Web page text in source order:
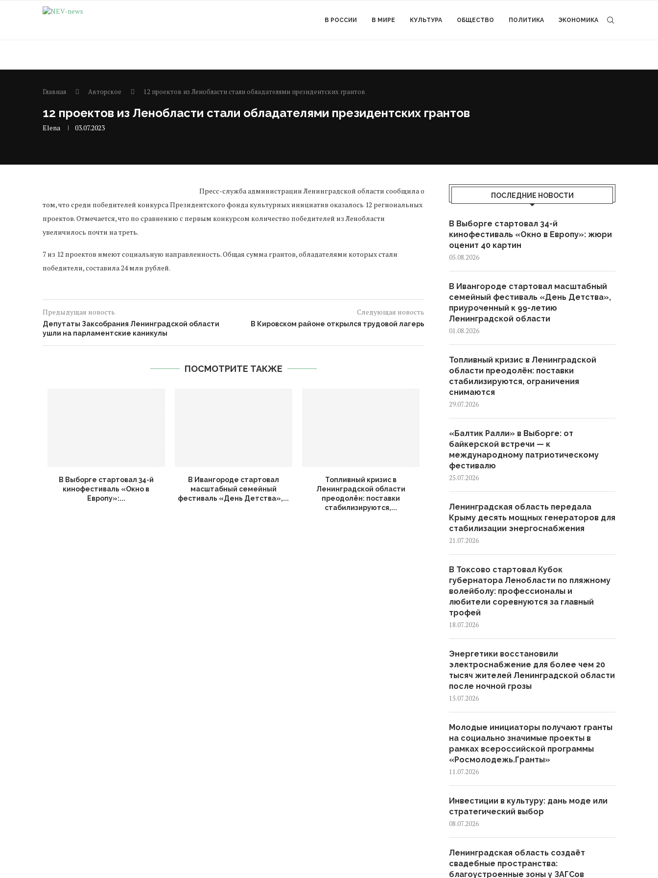
В РОССИИ В МИРЕ КУЛЬТУРА ОБЩЕСТВО ПОЛИТИКА ЭКОНОМИКА
Главная Авторское 12 проектов из Ленобласти стали обладателями президентских грантов
12 проектов из Ленобласти стали обладателями президентских грантов
Elena 03.07.2023
Пресс-служба администрации Ленинградской области сообщила о
том, что среди победителей конкурса Президентского фонда культурных инициатив оказалось 12 региональных
проектов. Отмечается, что по сравнению с первым конкурсом количество победителей из Ленобласти
увеличилось почти на треть.
7 из 12 проектов имеют социальную направленность. Общая сумма грантов, обладателями которых стали
победители, составила 24 млн рублей.
Предыдущая новость
Депутаты Заксобрания Ленинградской области
ушли на парламентские каникулы
Следующая новость
В Кировском районе открылся трудовой лагерь
ПОСМОТРИТЕ ТАКЖЕ
В Выборге стартовал 34-й
кинофестиваль «Окно в
Европу»:...
В Ивангороде стартовал
масштабный семейный
фестиваль «День Детства»,...
Топливный кризис в
Ленинградской области
преодолён: поставки
стабилизируются,...
ПОСЛЕДНИЕ НОВОСТИ
В Выборге стартовал 34-й
кинофестиваль «Окно в Европу»: жюри
оценит 40 картин
05.08.2026
В Ивангороде стартовал масштабный
семейный фестиваль «День Детства»,
приуроченный к 99-летию
Ленинградской области
01.08.2026
Топливный кризис в Ленинградской
области преодолён: поставки
стабилизируются, ограничения
снимаются
29.07.2026
«Балтик Ралли» в Выборге: от
байкерской встречи — к
международному патриотическому
фестивалю
25.07.2026
Ленинградская область передала
Крыму десять мощных генераторов для
стабилизации энергоснабжения
21.07.2026
В Токсово стартовал Кубок
губернатора Ленобласти по пляжному
волейболу: профессионалы и
любители соревнуются за главный
трофей
18.07.2026
Энергетики восстановили
электроснабжение для более чем 20
тысяч жителей Ленинградской области
после ночной грозы
15.07.2026
Молодые инициаторы получают гранты
на социально значимые проекты в
рамках всероссийской программы
«Росмолодежь.Гранты»
11.07.2026
Инвестиции в культуру: дань моде или
стратегический выбор
08.07.2026
Ленинградская область создаёт
свадебные пространства:
благоустроенные зоны у ЗАГСов